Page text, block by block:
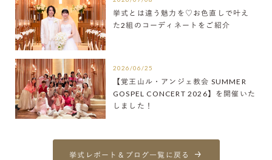
挙式とは違う魅力を♡お色直しで叶え
た2組のコーディネートをご紹介
2026/06/25
【覚王山ル・アンジェ教会 SUMMER
GOSPEL CONCERT 2026】を開催いた
しました！
挙式レポート＆ブログ一覧に戻る